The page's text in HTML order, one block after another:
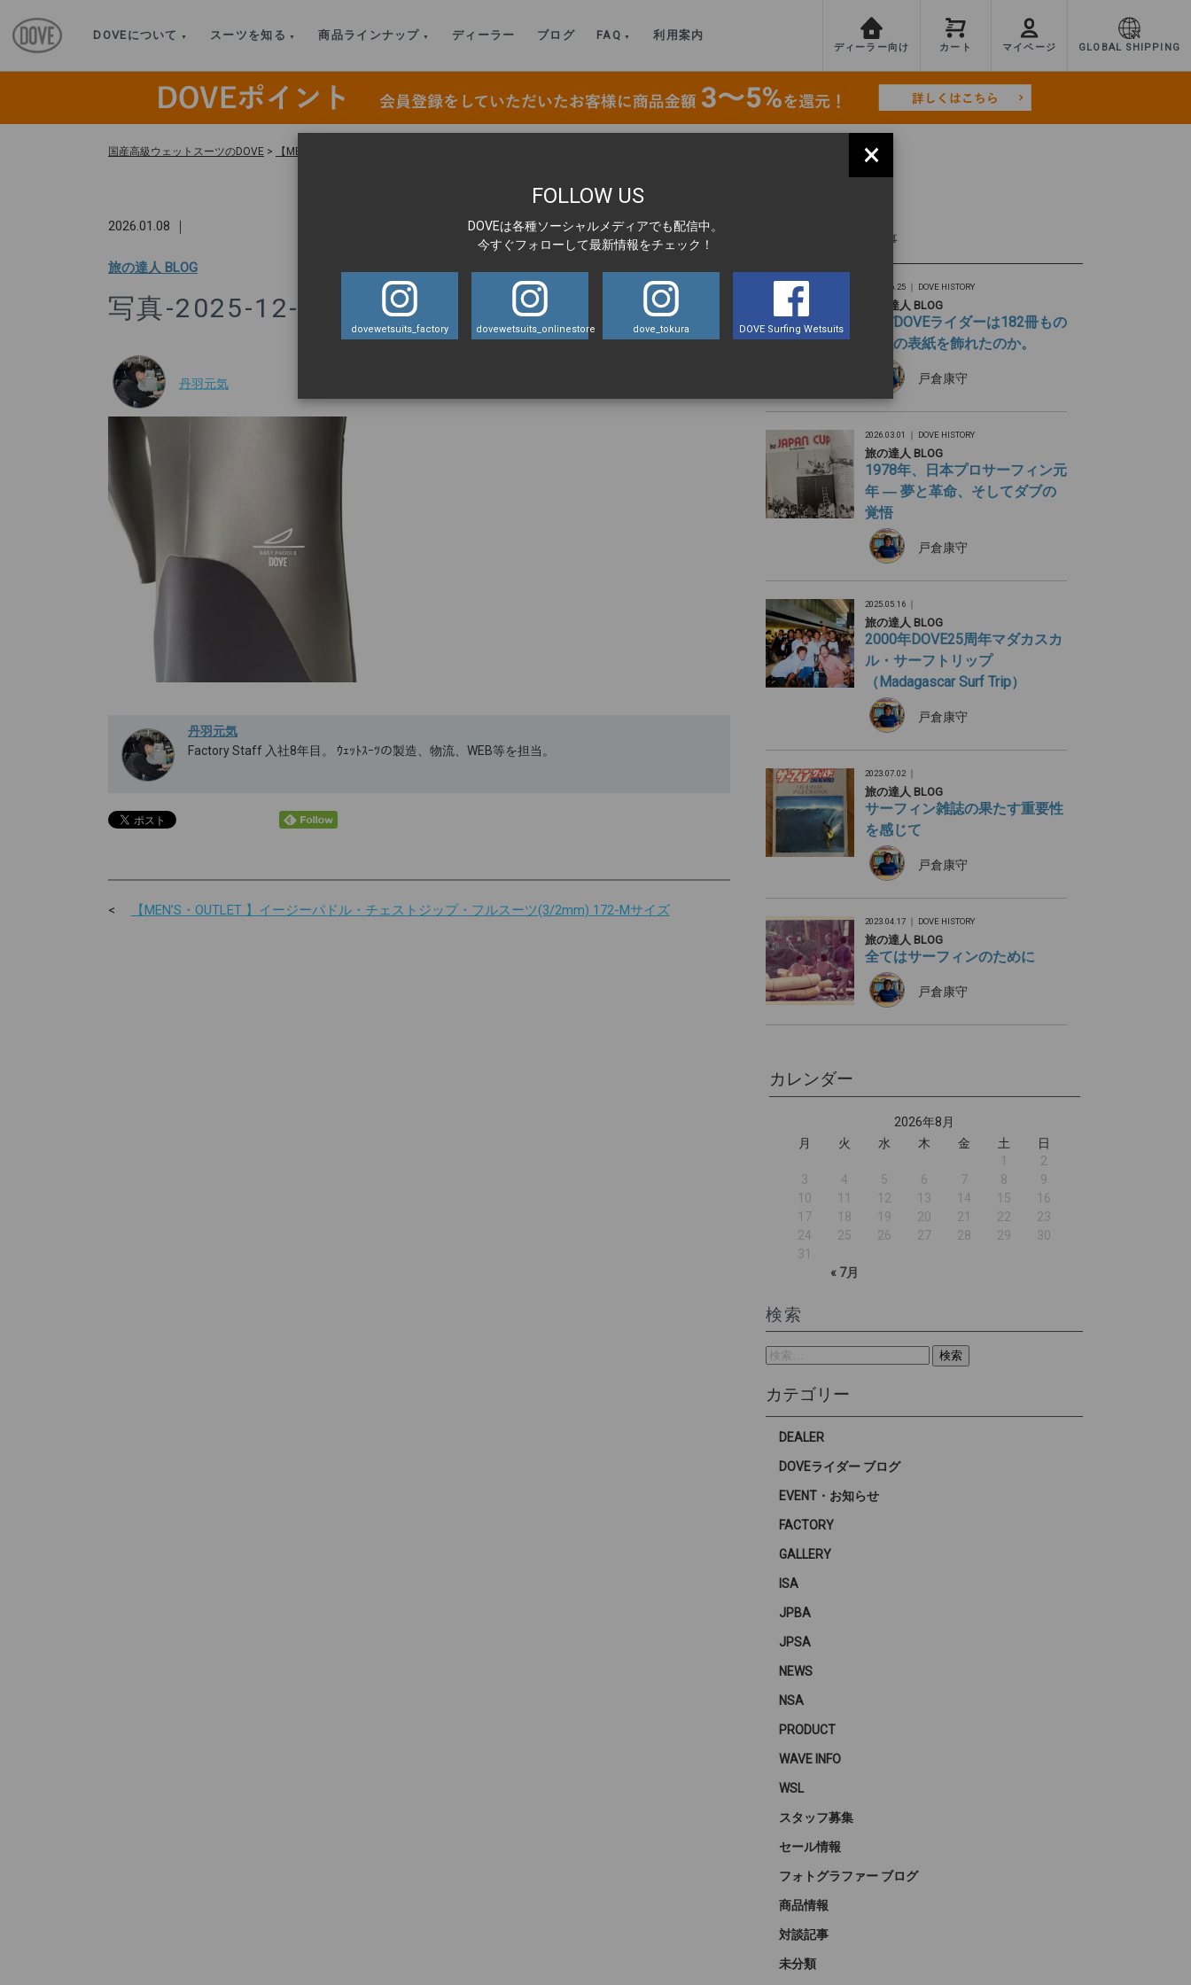
DOVEについて スーツを知る 商品ラインナップ ディーラー ブログ FAQ 利用案内
ディーラー向け カート マイページ GLOBAL SHIPPING
国産高級ウェットスーツのDOVE > 【MEN’S・OUTLET 】イージーパドル・チェストジップ・フルスーツ(3/2mm) 172-Mサイズ
2026.01.08 ｜
旅の達人 BLOG
写真-2025-12-08-19-36-25
丹羽元気
丹羽元気
Factory Staff 入社8年目。 ｳｪｯﾄｽｰﾂの製造、物流、WEB等を担当。
【MEN’S・OUTLET 】イージーパドル・チェストジップ・フルスーツ(3/2mm) 172-Mサイズ
最新記事
2026.06.25 ｜ DOVE HISTORY
旅の達人 BLOG
なぜDOVEライダーは182冊もの
雑誌の表紙を飾れたのか。
戸倉康守
2026.03.01 ｜ DOVE HISTORY
旅の達人 BLOG
1978年、日本プロサーフィン元
年 ― 夢と革命、そしてダブの
覚悟
戸倉康守
2025.05.16 ｜
旅の達人 BLOG
2000年DOVE25周年マダカスカ
ル・サーフトリップ
（Madagascar Surf Trip）
戸倉康守
2023.07.02 ｜
旅の達人 BLOG
サーフィン雑誌の果たす重要性
を感じて
戸倉康守
2023.04.17 ｜ DOVE HISTORY
旅の達人 BLOG
全てはサーフィンのために
戸倉康守
カレンダー
2026年8月
月
火 水 木 金 土 日
« 7月
1
2
3
4 5 6 7 8
9
10
11 12 13 14 15
16
17
18 19 20 21 22
23
24
25 26 27 28 29
30
31
検索
検
索:
カテゴリー
DEALER
DOVEライダー ブログ
EVENT・お知らせ
FACTORY
GALLERY
ISA
JPBA
JPSA
NEWS
NSA
PRODUCT
WAVE INFO
WSL
スタッフ募集
セール情報
フォトグラファー ブログ
商品情報
対談記事
未分類
×
FOLLOW US
DOVEは各種ソーシャルメディアでも配信中。
今すぐフォローして最新情報をチェック！
dovewetsuits_factory dovewetsuits_onlinestore dove_tokura DOVE Surfing Wetsuits